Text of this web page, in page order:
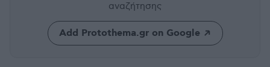
αναζήτησης
Add Protothema.gr on Google